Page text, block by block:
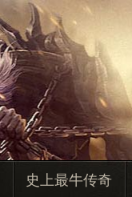
史上最牛传奇